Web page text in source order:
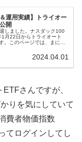
運用実績】トライオー
開
しました。ナスダック100
月22日からトライオート
。このページでは、まには
2024.04.01
さんですが、
りを気にしていて
費者物価指数
てログインしてし